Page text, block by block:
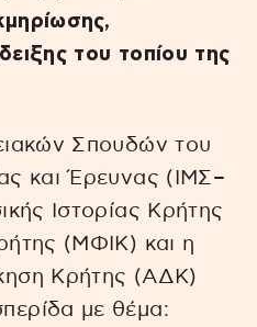
του τοπίου της
Σπουδών του
και Έρευνας (ΙΜΣ–
Ιστορίας Κρήτης
(ΜΦΙΚ) και η
Κρήτης (ΑΔΚ)
με θέμα: